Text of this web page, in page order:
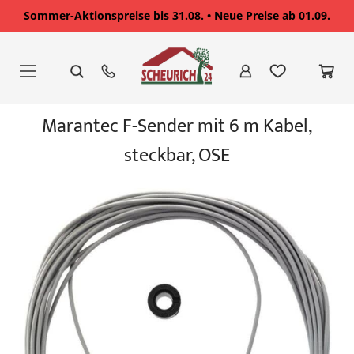
Sommer-Aktionspreise bis 31.08. • Neue Preise ab 01.09.
springen
Marantec F-Sender mit 6 m Kabel,
steckbar, OSE